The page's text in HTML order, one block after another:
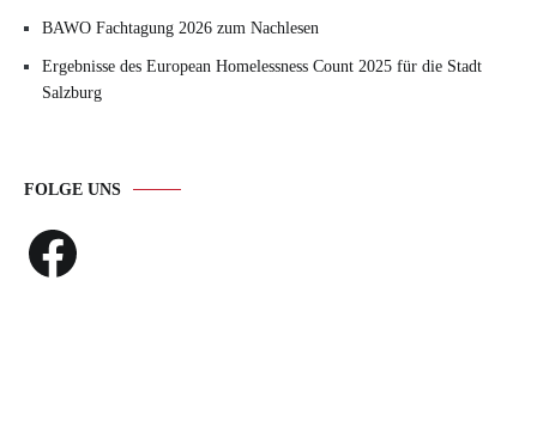
BAWO Fachtagung 2026 zum Nachlesen
Ergebnisse des European Homelessness Count 2025 für die Stadt
Salzburg
FOLGE UNS
Facebook